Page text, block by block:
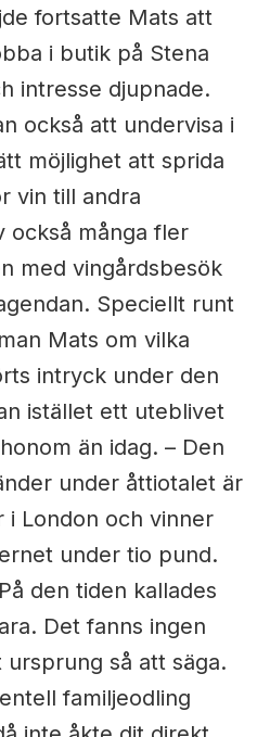
fortsatte Mats att
i butik på Stena
intresse djupnade.
också att undervisa i
möjlighet att sprida
vin till andra
också många fler
med vingårdsbesök
Speciellt runt
Mats om vilka
intryck under den
istället ett uteblivet
än idag. – Den
under åttiotalet är
i London och vinner
under tio pund.
den tiden kallades
Det fanns ingen
så att säga.
familjeodling